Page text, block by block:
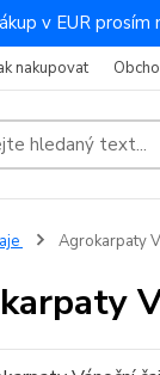
v EUR
nakupovat
Agrokarpaty